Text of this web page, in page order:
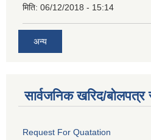
मिति: 06/12/2018 - 15:14
अन्य
सार्वजनिक खरिद/
Request For Quatation